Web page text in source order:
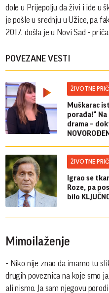
dole u Prijepolju da živi i ide u
je pošle u srednju u Užice, pa
2017. došla je u Novi Sad -
POVEZANE VESTI
ŽIVOTNE
Muškarac
porađa!“
drama –
ŽIVOTNE
Igrao se
Roze, pa
bilo
Mimoilaženje
- Niko nije znao da imamo tu
drugih poveznica na koje smo
ali nismo. Ja sam njegovu